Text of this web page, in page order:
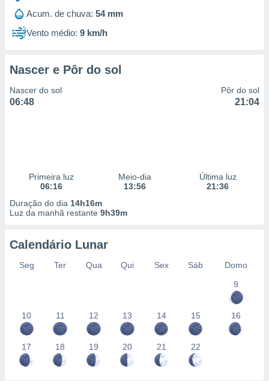
Acum. de chuva: 54 mm
Vento médio: 9 km/h
Nascer e Pôr do sol
Nascer do sol
06:48
Pôr do sol
21:04
Primeira luz
06:16
Meio-dia
13:56
Última luz
21:36
Duração do dia 14h16m
Luz da manhã restante 9h39m
Calendário Lunar
Seg Ter Qua Qui Sex Sáb
Domo
9
10 11 12 13 14 15 16
17 18 19 20 21 22